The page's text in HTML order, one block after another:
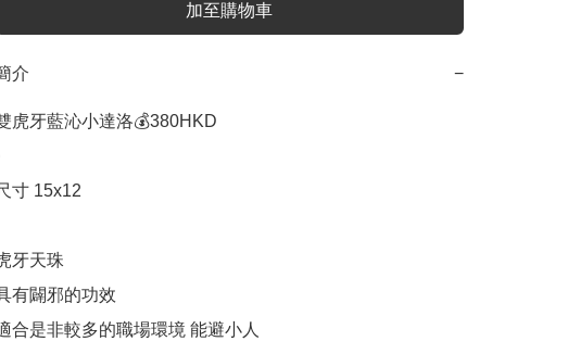
加至購物車
介 −
虎牙藍沁小達洛💰380HKD
寸 15x12
牙天珠
有闢邪的功效
合是非較多的職場環境 能避小人